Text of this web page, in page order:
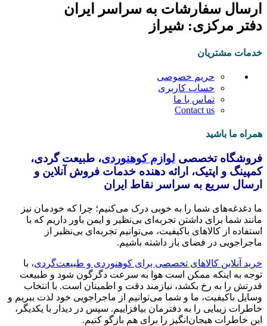
ارسال سفارشات به سراسر ایران
دفتر مرکزی: شیراز
خدمات مشتریان
حریم خصوصی
حساب کاربری
تماس با ما
Contact us
همراه ما باشید
فروشگاه تخصصی لوازم کوهنوردی، طبیعت گردی،
کمپینگ و اپتیک، ارائه دهنده خدمات فروش آنلاین و
ارسال سریع به سراسر نقاط ایران
ما دغدغه‌های شما را به خوبی درک می‌کنیم؛ چرا که خودمان نیز
مانند شما برای داشتن تجربه‌ای بی‌نظیر و ایمن باور داریم که با
استفاده از کالاهای باکیفیت، می‌توانیم تجربه‌ای بی‌نظیر از
ماجراجویی در فضای باز داشته باشیم.
خرید آنلاین کالاهای تخصصی برای کوهنوردی و طبیعت‌گردی، با
توجه به اینکه ممکن است هوا به سرعت دگرگون شود و طبیعت
قدرتش را به رخ بکشد، نیازمند دقت و اطمینان است. با انتخاب
وسایل باکیفیت، ما و شما می‌توانیم از ماجراجویی خود لذت ببریم و
خاطرات زیبایی را به دفترمان بیافزاییم. سپس در دیدار با یکدیگر،
این خاطرات هیجان‌انگیز را برای هم بازگو کنیم.